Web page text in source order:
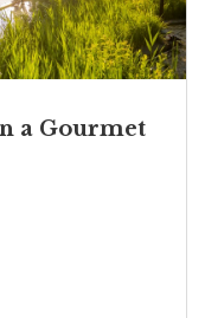
a Gourmet